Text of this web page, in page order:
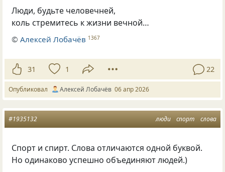
Люди, будьте человечней,
коль стремитесь к жизни вечной…
©Алексей Лобачёв 1367
31 1 22
Опубликовал Алексей Лобачёв 06 апр 2026
люди спорт слова
#1935132
Спорт и спирт. Слова отличаются одной буквой.
Но одинаково успешно объединяют людей.)